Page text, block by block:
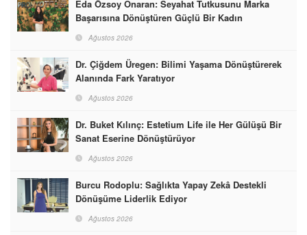
Eda Özsoy Onaran: Seyahat Tutkusunu Marka
Başarısına Dönüştüren Güçlü Bir Kadın
Ağustos 2026
Dr. Çiğdem Üregen: Bilimi Yaşama Dönüştürerek
Alanında Fark Yaratıyor
Ağustos 2026
Dr. Buket Kılınç: Estetium Life ile Her Gülüşü Bir
Sanat Eserine Dönüştürüyor
Ağustos 2026
Burcu Rodoplu: Sağlıkta Yapay Zekâ Destekli
Dönüşüme Liderlik Ediyor
Ağustos 2026